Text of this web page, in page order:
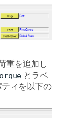
重を追加し
とラベ
ィを以下の